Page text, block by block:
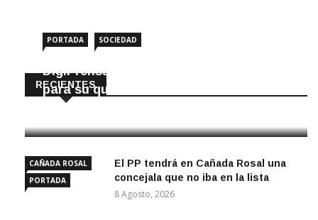
RECIENTES
PORTADA SOCIEDAD
DigiPrensa selecciona a Écija al Día
para su quiosco mundial
CAÑADA ROSAL
PORTADA
El PP tendrá en Cañada Rosal una
concejala que no iba en la lista
8 Agosto, 2026